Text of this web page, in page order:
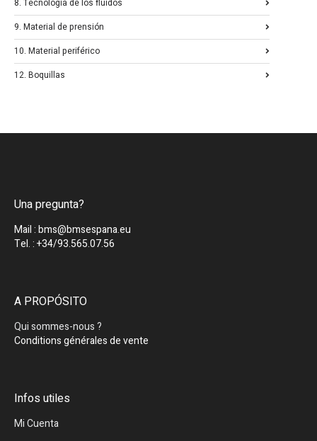
8. Tecnología de los fluidos
9. Material de prensión
10. Material periférico
12. Boquillas
Una pregunta?
Mail : bms@bmsespana.eu
Tel. : +34/93.565.07.56
A PROPÓSITO
Qui sommes-nous ?
Conditions générales de vente
Infos utiles
Mi Cuenta